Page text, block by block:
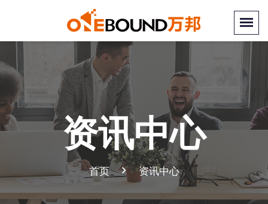
资讯中心
首页 资讯中心